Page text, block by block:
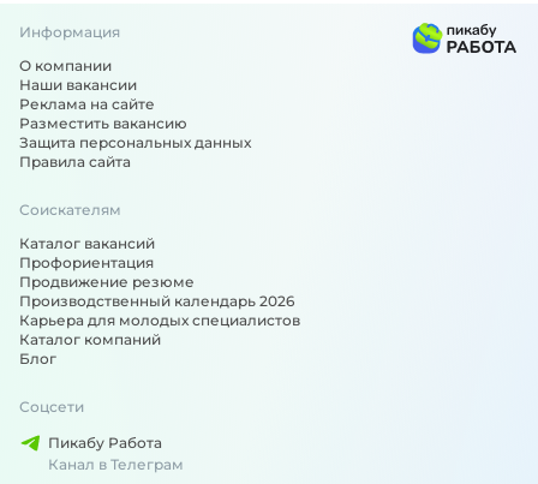
Вакансии по специальности: Охранник - подобрали
Информация
О компании
Наши вакансии
Реклама на сайте
Разместить вакансию
Защита персональных данных
Правила сайта
Соискателям
Каталог вакансий
Профориентация
Продвижение резюме
Производственный календарь 2026
Карьера для молодых специалистов
Каталог компаний
Блог
Соцсети
Пикабу Работа
Канал в Телеграм